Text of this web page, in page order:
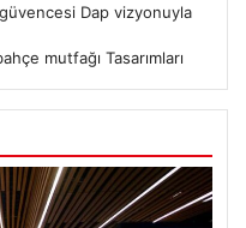
güvencesi Dap vizyonuyla
mutfağı Tasarımları